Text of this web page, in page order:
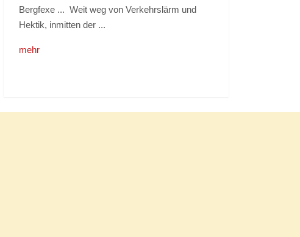
Bergfexe ... Weit weg von Verkehrslärm und
Hektik, inmitten der ...
mehr